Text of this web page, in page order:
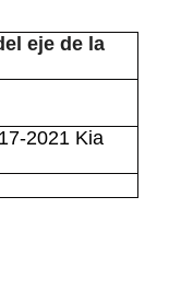
eje de la
2021 Kia